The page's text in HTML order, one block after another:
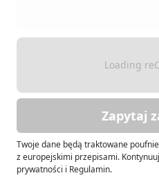
Loading
Zapytaj
Twoje dane będą traktowane
z europejskimi przepisami.
prywatności i Regulamin.